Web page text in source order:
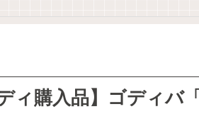
ディ購入品】ゴディ